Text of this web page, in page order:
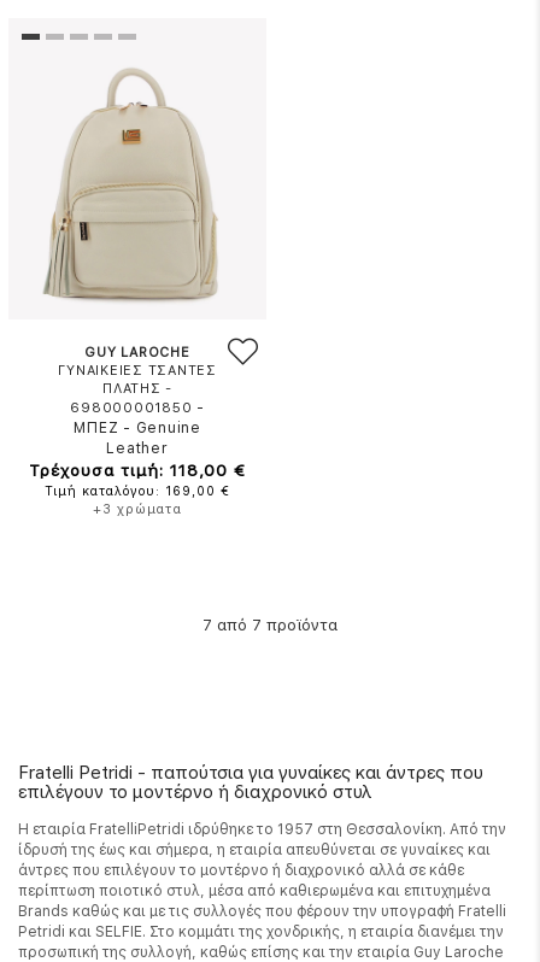
GUY LAROCHE
ΓΥΝΑΙΚΕΙΕΣ ΤΣΑΝΤΕΣ
ΠΛΑΤΗΣ -
698000001850 -
ΜΠΕΖ - Genuine
Leather
Τρέχουσα τιμή: 118,00 €
Τιμή καταλόγου: 169,00 €
+3 χρώματα
7 από 7 προϊόντα
Fratelli Petridi - παπούτσια για γυναίκες και άντρες που
επιλέγουν το μοντέρνο ή διαχρονικό στυλ
Η εταιρία FratelliPetridi ιδρύθηκε το 1957 στη Θεσσαλονίκη. Από την
ίδρυσή της έως και σήμερα, η εταιρία απευθύνεται σε γυναίκες και
άντρες που επιλέγουν το μοντέρνο ή διαχρονικό αλλά σε κάθε
περίπτωση ποιοτικό στυλ, μέσα από καθιερωμένα και επιτυχημένα
Brands καθώς και με τις συλλογές που φέρουν την υπογραφή Fratelli
Petridi και SELFIE. Στο κομμάτι της χονδρικής, η εταιρία διανέμει την
προσωπική της συλλογή, καθώς επίσης και την εταιρία Guy Laroche